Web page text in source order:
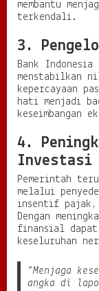
membantu
terkendali.
3.
Bank Indonesia
menstabilkan
kepercayaan
hati menjadi
keseimbangan
4.
Investasi
Pemerintah
melalui
insentif pajak,
Dengan
finansial
keseluruhan
“Menjaga
angka di